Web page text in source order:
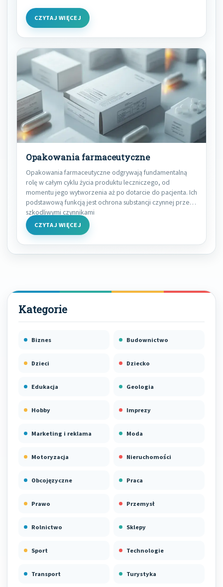
CZYTAJ WIĘCEJ
Opakowania farmaceutyczne
Opakowania farmaceutyczne odgrywają fundamentalną
rolę w całym cyklu życia produktu leczniczego, od
momentu jego wytworzenia aż po dotarcie do pacjenta. Ich
podstawową funkcją jest ochrona substancji czynnej przed
szkodliwymi czynnikami
CZYTAJ WIĘCEJ
Biznes Budownictwo
Dzieci Dziecko
Edukacja Geologia
Hobby Imprezy
Marketing i reklama Moda
Motoryzacja Nieruchomości
Obcojęzyczne Praca
Prawo Przemysł
Rolnictwo Sklepy
Sport Technologie
Transport Turystyka